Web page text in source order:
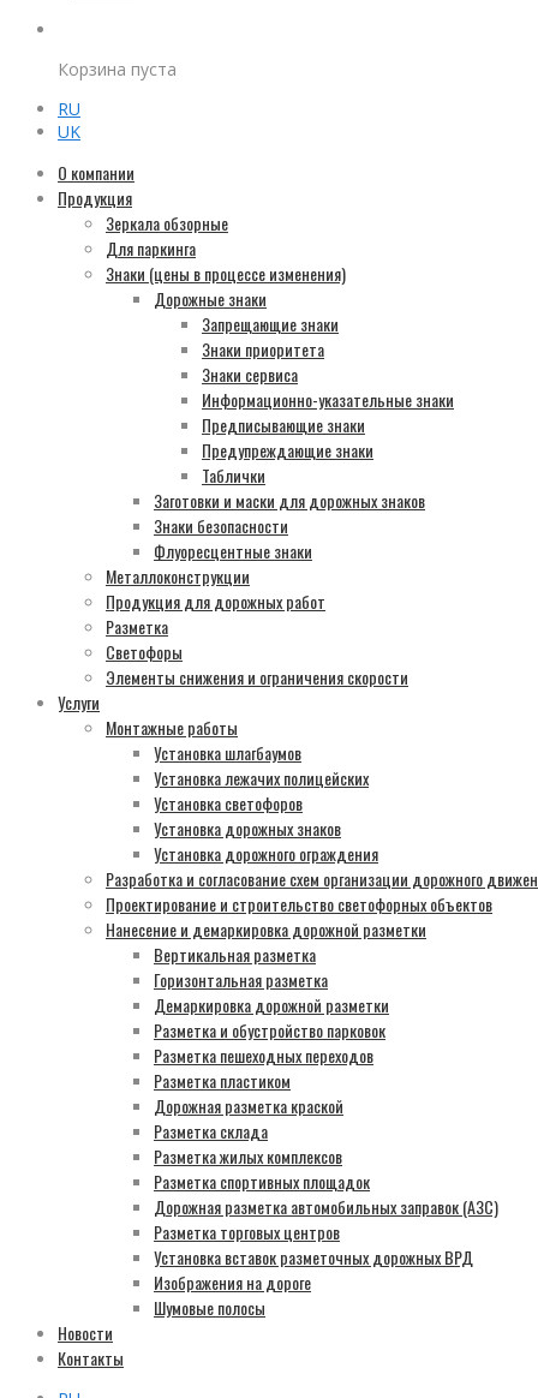
Корзина пуста
RU
UK
О компании
Продукция
Зеркала обзорные
Для паркинга
Знаки (цены в процессе изменения)
Дорожные знаки
Запрещающие знаки
Знаки приоритета
Знаки сервиса
Информационно-указательные знаки
Предписывающие знаки
Предупреждающие знаки
Таблички
Заготовки и маски для дорожных знаков
Знаки безопасности
Флуоресцентные знаки
Металлоконструкции
Продукция для дорожных работ
Разметка
Светофоры
Элементы снижения и ограничения скорости
Услуги
Монтажные работы
Установка шлагбаумов
Установка лежачих полицейских
Установка светофоров
Установка дорожных знаков
Установка дорожного ограждения
Разработка и согласование схем организации дорожного
Проектирование и строительство светофорных объектов
Нанесение и демаркировка дорожной разметки
Вертикальная разметка
Горизонтальная разметка
Демаркировка дорожной разметки
Разметка и обустройство парковок
Разметка пешеходных переходов
Разметка пластиком
Дорожная разметка краской
Разметка склада
Разметка жилых комплексов
Разметка спортивных площадок
Дорожная разметка автомобильных заправок (АЗС)
Разметка торговых центров
Установка вставок разметочных дорожных ВРД
Изображения на дороге
Шумовые полосы
Новости
Контакты